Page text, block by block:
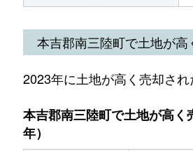
本吉郡南三陸町で土地が高
2023年に土地が高く売却され
本吉郡南三陸町で土地が高く
年）